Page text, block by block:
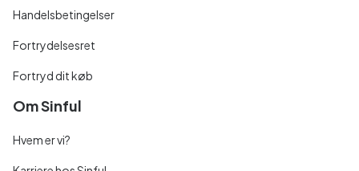
Handelsbetingelser
Fortrydelsesret
Fortryd dit køb
Om Sinful
Hvem er vi?